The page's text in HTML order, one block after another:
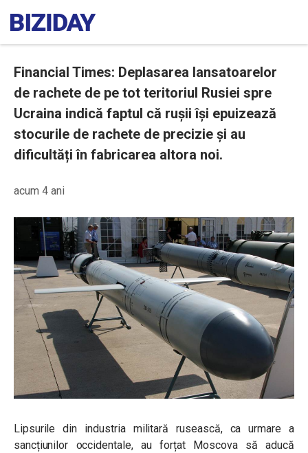
Financial Times: Deplasarea lansatoarelor
de rachete de pe tot teritoriul Rusiei spre
Ucraina indică faptul că rușii își epuizează
stocurile de rachete de precizie și au
dificultăți în fabricarea altora noi.
acum 4 ani
Lipsurile din industria militară rusească, ca urmare a
sancțiunilor occidentale, au forțat Moscova să aducă